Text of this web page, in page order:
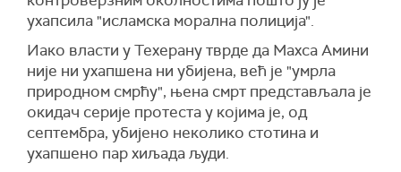
ухапсила "исламска морална полиција".
Иако власти у Техерану тврде да Махса Амини
није ни ухапшена ни убијена, већ је "умрла
природном смрћу", њена смрт представљала је
окидач серије протеста у којима је, од
септембра, убијено неколико стотина и
ухапшено пар хиљада људи.